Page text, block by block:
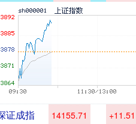
证成指 14155.71 +11.51